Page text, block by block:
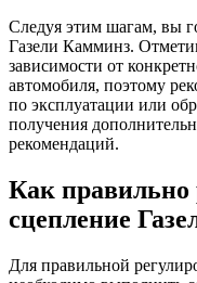
Следуя этим шагам, вы
Газели Камминз.
зависимости от
автомобиля, поэтому
по эксплуатации или
получения
рекомендаций.
Как правильно
сцепление
Для правильной